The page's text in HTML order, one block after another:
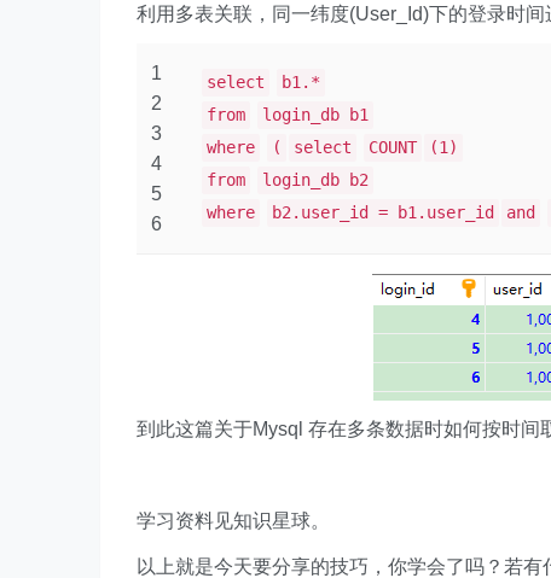
利用多表关联，同一纬度(User_Id)下的登录时间
1
2
3
4
5
6
select
b1.*
from
login_db b1
where
( select COUNT
(1)
from
login_db b2
where
b2.user_id = b1.user_id and
到此这篇关于Mysql 存在多条数据时如何按时间
学习资料见知识星球。
以上就是今天要分享的技巧，你学会了吗？若有